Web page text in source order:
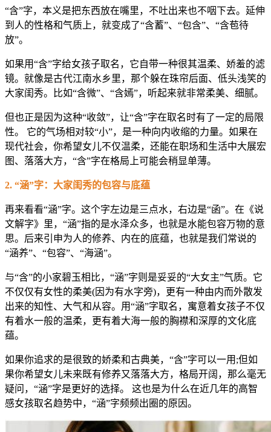
“含”字，本义是把东西放在嘴里，不吐出来也不咽下去。延伸
到人的性格和气质上，就变成了“含蓄”、“包含”、“含苞待
放”。
如果用“含”字给女孩子取名，它自带一种很其温柔、娇羞的滤
镜。就像是古代江南水乡里，那个躲在珠帘后面、低头浅笑的
大家闺秀。比如“含微”、“含嫣”，听起来就非常柔美、细腻。
但也正是因为这种“收敛”，让“含”字在取名时有了一定的局限
性。 它的气场相对较“小”，是一种向内收缩的力量。如果在
现代社会，你希望女儿不仅温柔，还能在职场和生活中大展宏
图、落落大方，“含”字在格局上可能会稍显单薄。
2. “涵”字：大家闺秀的包容与底蕴
再来看看“涵”字。这个字左边是三点水，右边是“函”。在《说
文解字》里，“涵”指的是水泽众多，也就是水能包容万物的意
思。后来引申为人的修养、内在的底蕴，也就是我们常说的
“涵养”、“包容”、“海涵”。
与“含”的小家碧玉相比，“涵”字则是妥妥的“大女主”气质。它
不仅仅有女性的柔美(因为有水字旁)，更有一种由内而外散发
出来的知性、大气和从容。用“涵”字取名，寓意着女孩子不仅
有着水一般的温柔，更有着大海一般的胸襟和深厚的文化底
蕴。
如果你追求的是很致的娇柔和古典美，“含”字可以一用;但如
果你希望女儿未来既有修养又落落大方，格局开阔，那么毫无
疑问，“涵”字是更好的选择。 这也是为什么在近几年的高智
感女孩取名趋势中，“涵”字频频出圈的原因。